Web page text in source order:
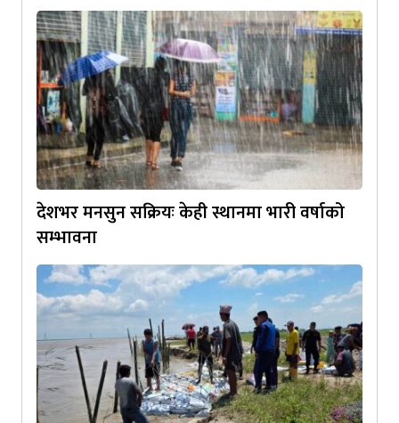
देशभर मनसुन सक्रियः केही स्थानमा भारी वर्षाको
सम्भावना